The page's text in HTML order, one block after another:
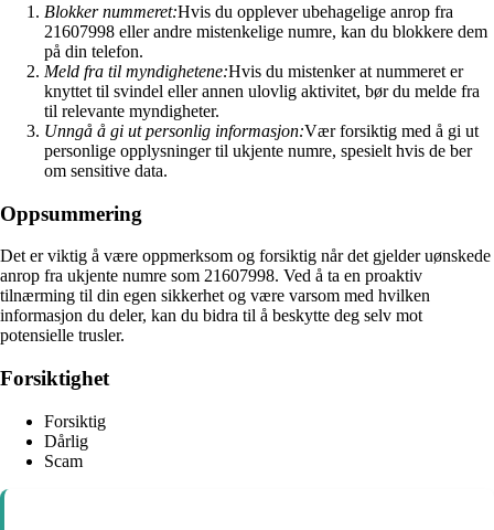
Blokker nummeret:Hvis du opplever ubehagelige anrop fra
21607998 eller andre mistenkelige numre, kan du blokkere dem
på din telefon.
Meld fra til myndighetene:Hvis du mistenker at nummeret er
knyttet til svindel eller annen ulovlig aktivitet, bør du melde fra
til relevante myndigheter.
Unngå å gi ut personlig informasjon:Vær forsiktig med å gi ut
personlige opplysninger til ukjente numre, spesielt hvis de ber
om sensitive data.
Oppsummering
Det er viktig å være oppmerksom og forsiktig når det gjelder uønskede
anrop fra ukjente numre som 21607998. Ved å ta en proaktiv
tilnærming til din egen sikkerhet og være varsom med hvilken
informasjon du deler, kan du bidra til å beskytte deg selv mot
potensielle trusler.
Forsiktighet
Forsiktig
Dårlig
Scam